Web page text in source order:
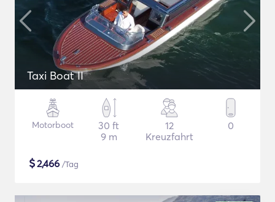
Taxi Boat II
Motorboot
30 ft
9 m
12
Kreuzfahrt
0
$2,466 /Tag